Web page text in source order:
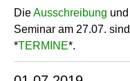
DieAusschreibung
Seminar am 27.07.
*TERMINE*.